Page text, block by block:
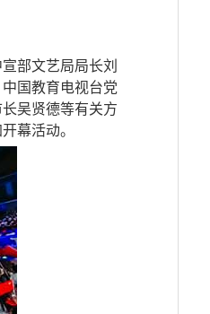
部文艺局局长刘
国教育电视台党
吴贤德等有关方
幕活动。